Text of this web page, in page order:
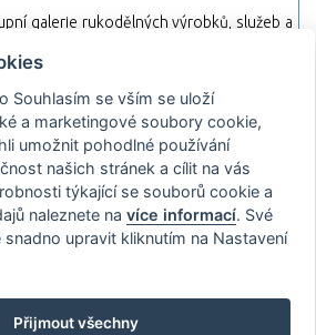
galerie rukodělných výrobků, služeb a
prodávat nebo jen nakupovat.
hosting.cz - webhosting, VPS
webhostingových, multihosting a VPS
programů s možností jejich
vyhledávání a porovnávání.
si jednoduše vhodný hosting.
Reklama Podmínky používání
Souhlasím se vším se uloží
a marketingové soubory cookie,
umožnit pohodlné používání
našich stránek a cílit na vás
týkající se souborů cookie a
naleznete navíce informací. Své
snadno upravit kliknutím na Nastavení
Přijmout všechny